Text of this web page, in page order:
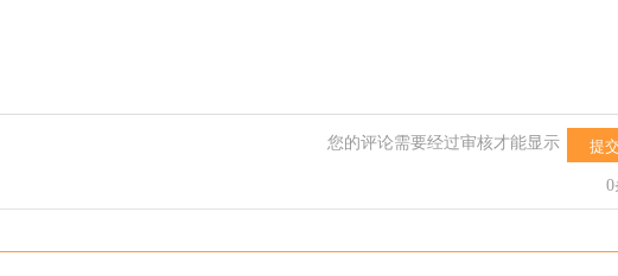
提
您的评论需要经过审核才能显示
0